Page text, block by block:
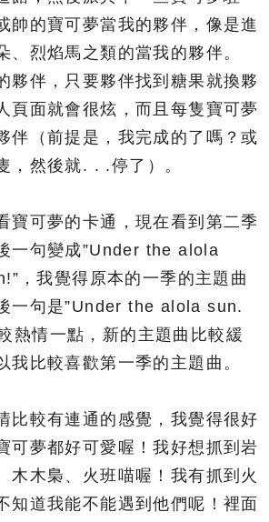
帥的寶可夢當我的夥伴，像是進
、烈焰馬之類的當我的夥伴。
夥伴，只要夥伴找到糖果就換夥
頁面就會很炫，而且每隻寶可夢
伴（前提是，我完成的了嗎？或
，然後就. . .停了）。
寶可夢的卡通，現在看到第二季
一句變成”Under the alola
，我覺得原本的一季的主題曲
一句是”Under the alola sun.
熱情一點，新的主題曲比較緩
我比較喜歡第一季的主題曲。
比較有連通的感覺，我覺得很好
可夢都好可愛喔！我好想抓到岩
木木梟、火班喵喔！我有抓到火
知道我能不能遇到他們呢！裡面